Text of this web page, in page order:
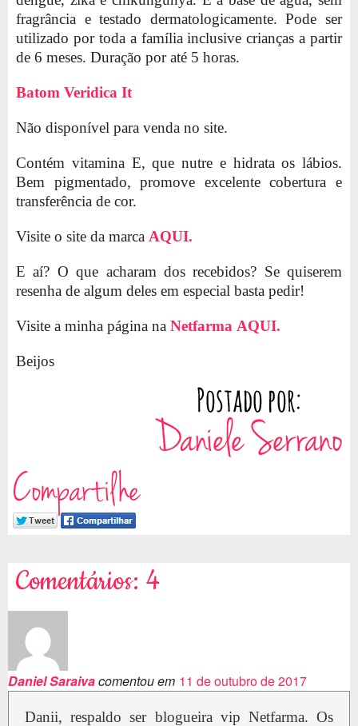
fragrância e testado dermatologicamente. Pode ser
utilizado por toda a família inclusive crianças a partir
de 6 meses. Duração por até 5 horas.
Batom Veridica It
Não disponível para venda no site.
Contém vitamina E, que nutre e hidrata os lábios.
Bem pigmentado, promove excelente cobertura e
transferência de cor.
Visite o site da marca AQUI.
E aí? O que acharam dos recebidos? Se quiserem
resenha de algum deles em especial basta pedir!
Visite a minha página na Netfarma AQUI.
Beijos
Compartilhe
Comentários: 4
Daniel Saraivacomentou em 11 de outubro de 2017
Danii, respaldo ser blogueira vip Netfarma. Os